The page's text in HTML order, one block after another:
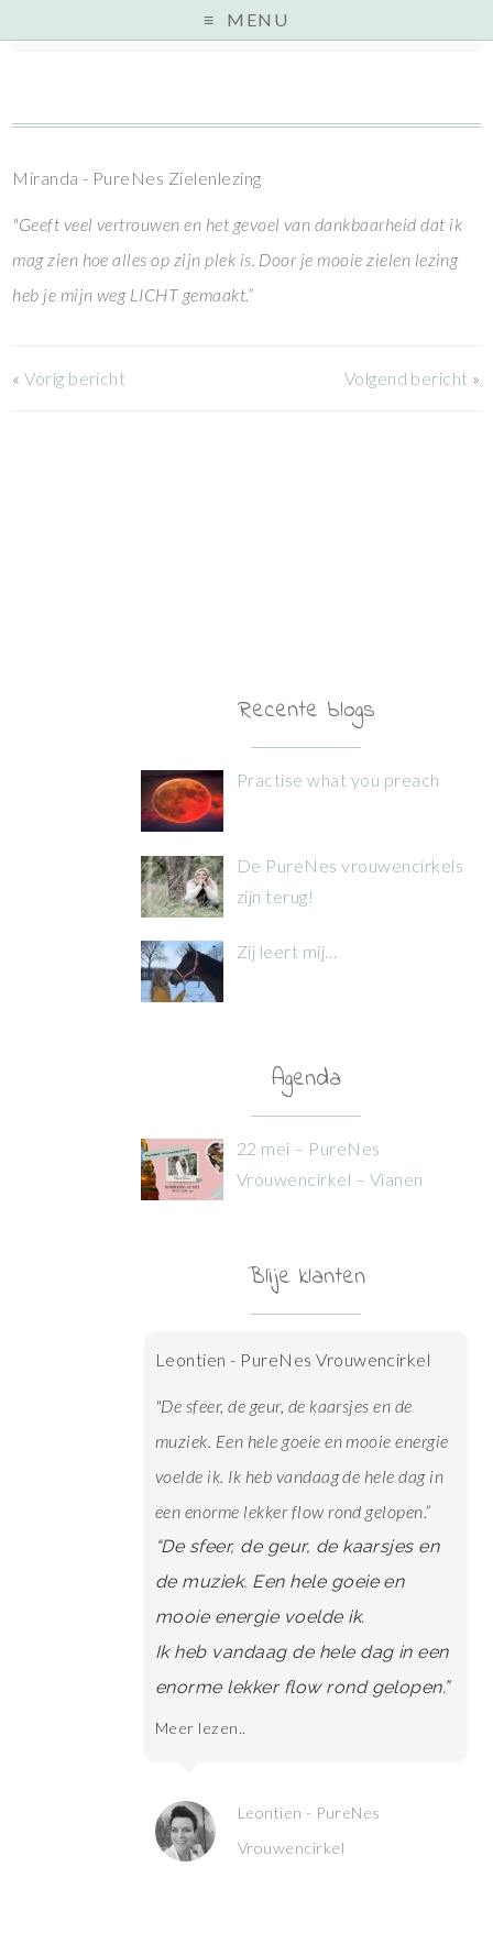
MENU
Miranda - PureNes Zielenlezing
"Geeft veel vertrouwen en het gevoel van dankbaarheid dat ik
mag zien hoe alles op zijn plek is. Door je mooie zielen lezing
heb je mijn weg LICHT gemaakt.”
«Vorig bericht Volgend bericht »
Recente blogs
Practise what you preach
De PureNes vrouwencirkels
zijn terug!
Zij leert mij…
Agenda
22 mei – PureNes
Vrouwencirkel – Vianen
Blije klanten
Leontien - PureNes Vrouwencirkel
"De sfeer, de geur, de kaarsjes en de
muziek. Een hele goeie en mooie energie
voelde ik. Ik heb vandaag de hele dag in
een enorme lekker flow rond gelopen.”
“De sfeer, de geur, de kaarsjes en
de muziek. Een hele goeie en
mooie energie voelde ik.
Ik heb vandaag de hele dag in een
enorme lekker flow rond gelopen.”
Meer lezen..
Leontien - PureNes
Vrouwencirkel
Jose - PureNes Vrouwencirkel
"Een aanrader voor iedere vrouw die zich
vanuit liefde, veiligheid en
kwetsbaarheid wil ontwikkelen."
“Een aanrader voor iedere vrouw
die zich vanuit liefde, veiligheid en
kwetsbaarheid wil ontwikkelen.”
Meer lezen..